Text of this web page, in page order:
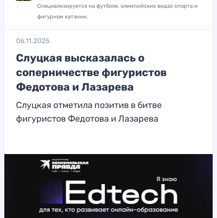
Специализируется на футболе, олимпийских видах спорта и
фигурном катании.
06.11.2025
Слуцкая высказалась о
соперничестве фигуристов
Федотова и Лазарева
Слуцкая отметила позитив в битве
фигуристов Федотова и Лазарева